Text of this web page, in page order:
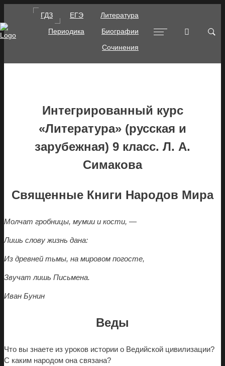
ГДЗ ЕГЭ Литература
Периодика Биографии
Сочинения
Интегрированный курс
«Литература» (русская и
зарубежная) 9 класс. Л. А.
Симакова
Священные Книги Народов Мира
Молчат гробницы, мумии и кости, —
Лишь слову жизнь дана:
Из древней тьмы, на мировом погосте,
Звучат лишь Письмена.
Иван Бунин
Веды
Что вы знаете из уроков истории о Ведийской цивилизации?
С каким народом она связана?